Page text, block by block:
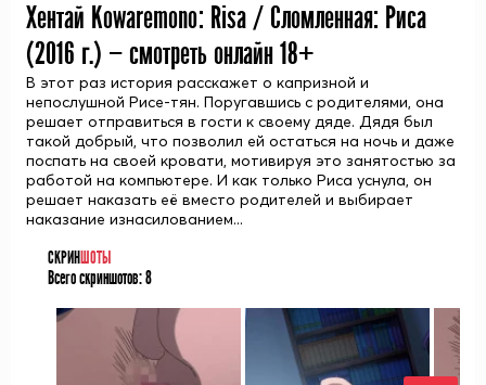
Хентай Kowaremono: Risa / Сломленная: Риса
(2016 г.) — смотреть онлайн 18+
В этот раз история расскажет о капризной и
непослушной Рисе-тян. Поругавшись с родителями, она
решает отправиться в гости к своему дяде. Дядя был
такой добрый, что позволил ей остаться на ночь и даже
поспать на своей кровати, мотивируя это занятостью за
работой на компьютере. И как только Риса уснула, он
решает наказать её вместо родителей и выбирает
наказание изнасилованием...
СКРИН ШОТЫ
Всего скриншотов:8